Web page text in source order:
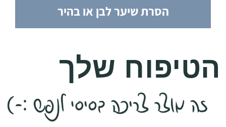
הסרת שיער לבן או בהיר
הטיפוח שלך